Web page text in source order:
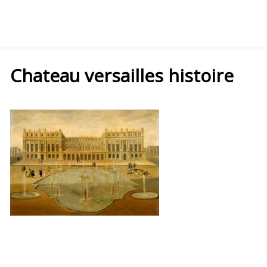
Chateau versailles histoire